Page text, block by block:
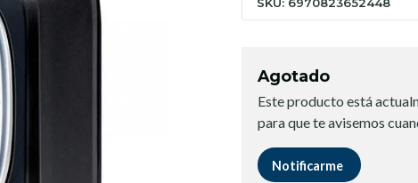
Agotado
Este producto está
para que te avisemos
Notificarme